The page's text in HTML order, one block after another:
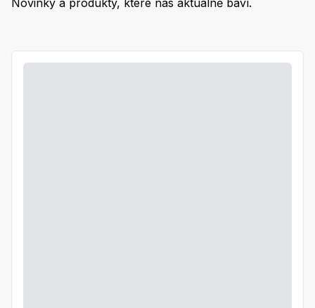
Novinky a produkty, které nás aktuálně baví.